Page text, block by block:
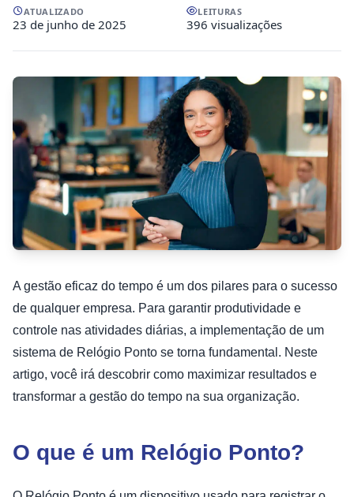
ATUALIZADO
23 de junho de 2025
LEITURAS
396 visualizações
A gestão eficaz do tempo é um dos pilares para o sucesso
de qualquer empresa. Para garantir produtividade e
controle nas atividades diárias, a implementação de um
sistema de Relógio Ponto se torna fundamental. Neste
artigo, você irá descobrir como maximizar resultados e
transformar a gestão do tempo na sua organização.
O que é um Relógio Ponto?